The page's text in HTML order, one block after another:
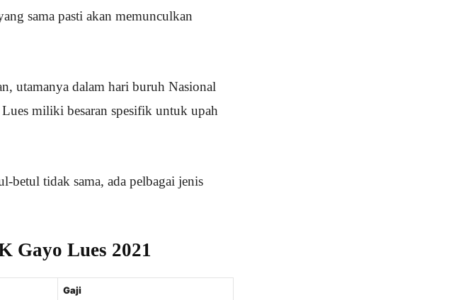
sama pasti akan memunculkan
utamanya dalam hari buruh Nasional
miliki besaran spesifik untuk upah
betul tidak sama, ada pelbagai jenis
Gayo Lues 2021
Gaji